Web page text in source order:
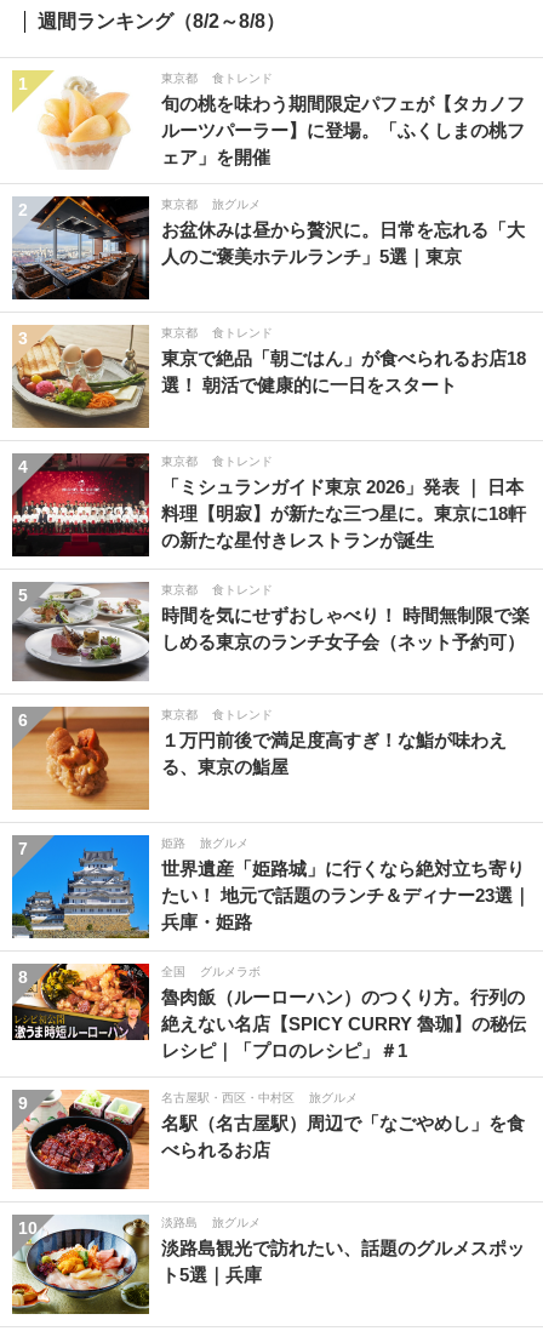
週間ランキング（8/2～8/8）
1 東京都 食トレンド
旬の桃を味わう期間限定パフェが【タカノフ
ルーツパーラー】に登場。「ふくしまの桃フ
ェア」を開催
2 東京都 旅グルメ
お盆休みは昼から贅沢に。日常を忘れる「大
人のご褒美ホテルランチ」5選｜東京
3 東京都 食トレンド
東京で絶品「朝ごはん」が食べられるお店18
選！ 朝活で健康的に一日をスタート
4 東京都 食トレンド
「ミシュランガイド東京 2026」発表 ｜ 日本
料理【明寂】が新たな三つ星に。東京に18軒
の新たな星付きレストランが誕生
5 東京都 食トレンド
時間を気にせずおしゃべり！ 時間無制限で楽
しめる東京のランチ女子会（ネット予約可）
6 東京都 食トレンド
１万円前後で満足度高すぎ！な鮨が味わえ
る、東京の鮨屋
7 姫路 旅グルメ
世界遺産「姫路城」に行くなら絶対立ち寄り
たい！ 地元で話題のランチ＆ディナー23選｜
兵庫・姫路
8 全国 グルメラボ
魯肉飯（ルーローハン）のつくり方。行列の
絶えない名店【SPICY CURRY 魯珈】の秘伝
レシピ｜「プロのレシピ」＃1
9 名古屋駅・西区・中村区 旅グルメ
名駅（名古屋駅）周辺で「なごやめし」を食
べられるお店
10 淡路島 旅グルメ
淡路島観光で訪れたい、話題のグルメスポッ
ト5選｜兵庫